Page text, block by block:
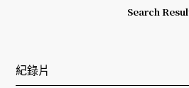
Search